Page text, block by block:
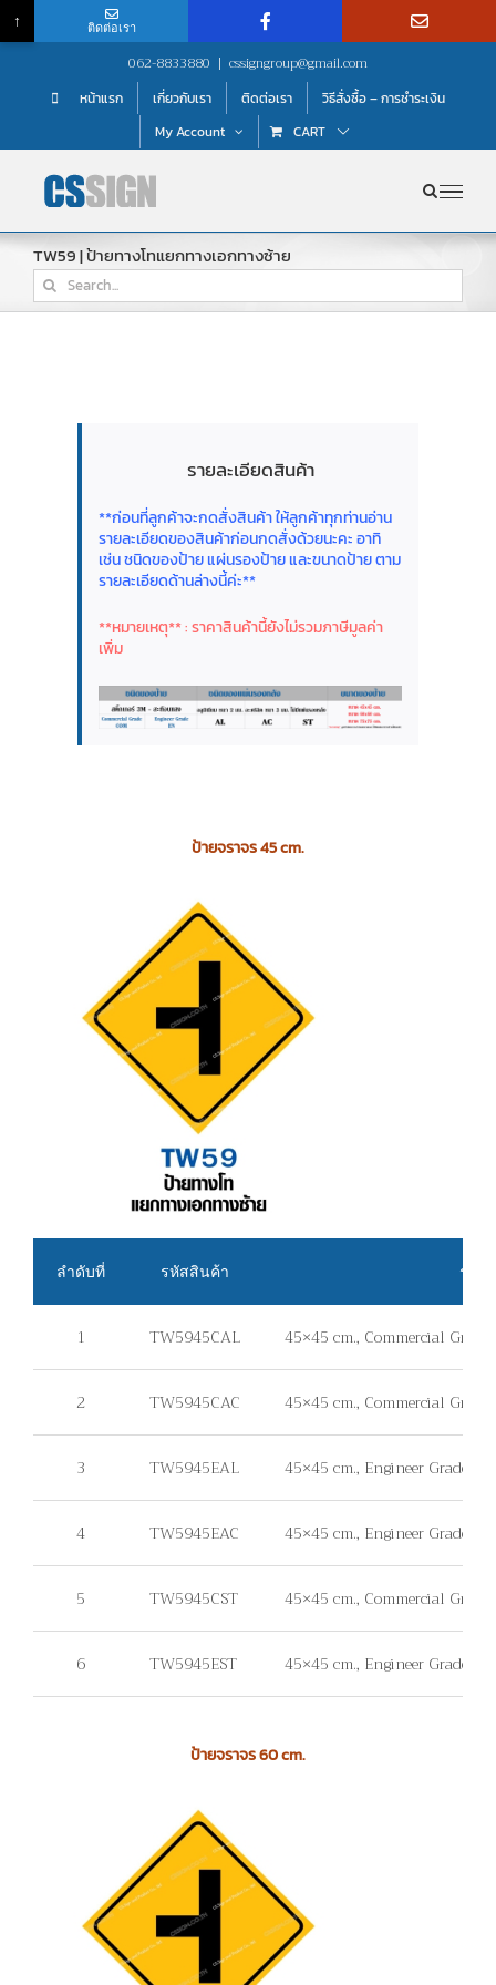
content
062-8833880 | cssigngroup@gmail.com
หน้าแรก เกี่ยวกับเรา ติดต่อเรา
วิธีสั่งซื้อ – การชำระเงิน
My Account
CART
TW59 | ป้ายทางโทแยกทางเอกทางซ้าย
Search
for:
รายละเอียดสินค้า
**ก่อนที่ลูกค้าจะกดสั่งสินค้า ให้ลูกค้าทุกท่านอ่าน
รายละเอียดของสินค้าก่อนกดสั่งด้วยนะคะ อาทิ
เช่น ชนิดของป้าย แผ่นรองป้าย และขนาดป้าย ตาม
รายละเอียดด้านล่างนี้ค่ะ**
**หมายเหตุ** : ราคาสินค้านี้ยังไม่รวมภาษีมูลค่า
เพิ่ม
ป้ายจราจร 45 cm.
ลำดับที่ รหัสสินค้า ราย
1 TW5945CAL 45×45 cm., Commercial
2 TW5945CAC 45×45 cm., Commercial
3 TW5945EAL 45×45 cm., Engineer Grade,
4 TW5945EAC 45×45 cm., Engineer Grade,
5 TW5945CST 45×45 cm., Commercial
6 TW5945EST 45×45 cm., Engineer Grade, ไ
ป้ายจราจร 60 cm.
↑ ติดต่อเรา